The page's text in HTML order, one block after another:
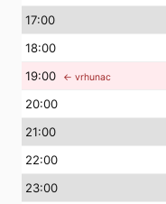
17:00
18:00
19:00 ← vrhunac
20:00
21:00
22:00
23:00